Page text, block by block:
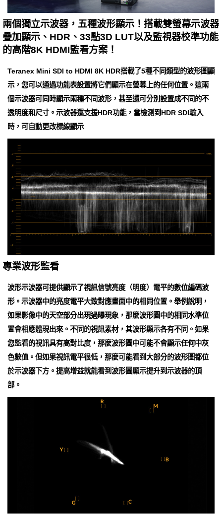
兩個獨立示波器，五種波形顯示！搭載雙螢幕示波器
疊加顯示、HDR、33點3D LUT以及監視器校準功能
的高階8K HDMI監看方案！
Teranex Mini SDI to HDMI 8K HDR搭載了5種不同類型的波形圖顯
示，您可以通過功能表設置將它們顯示在螢幕上的任何位置。這兩
個示波器可同時顯示兩種不同波形，甚至還可分別設置成不同的不
透明度和尺寸。示波器還支援HDR功能，當檢測到HDR SDI輸入
時，可自動更改標線顯示
專業波形監看
波形示波器可提供顯示了視訊信號亮度（明度）電平的數位編碼波
形。示波器中的亮度電平大致對應畫面中的相同位置。舉例說明，
如果影像中的天空部分出現過曝現象，那麼波形圖中的相同水準位
置會相應體現出來。不同的視訊素材，其波形顯示各有不同。如果
您監看的視訊具有高對比度，那麼波形圖中可能不會顯示任何中灰
色數值。但如果視訊電平很低，那麼可能看到大部分的波形圖都位
於示波器下方。提高增益就能看到波形圖顯示提升到示波器的頂
部。